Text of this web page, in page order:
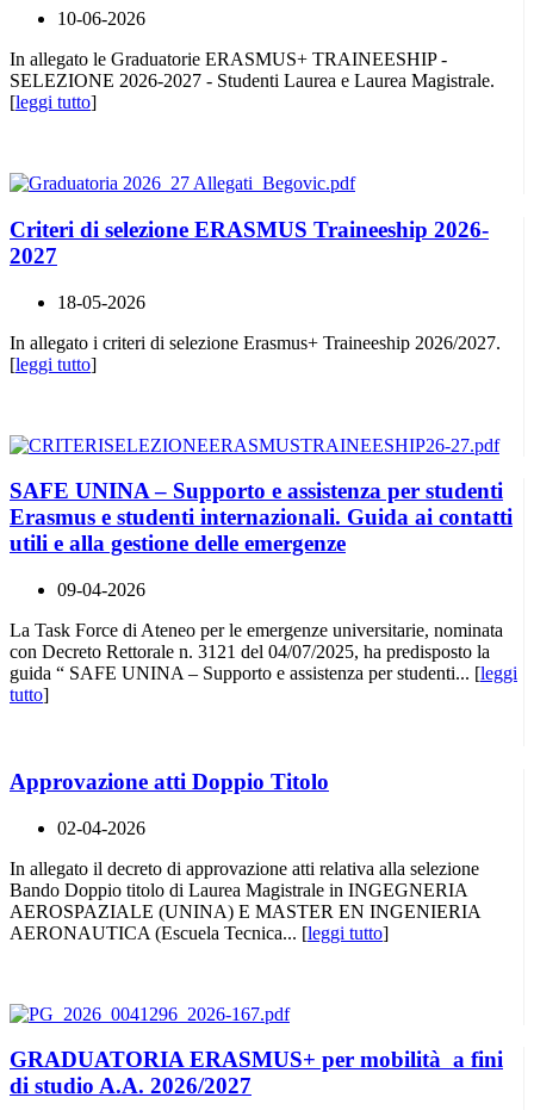
10-06-2026
In allegato le Graduatorie ERASMUS+ TRAINEESHIP -
SELEZIONE 2026-2027 - Studenti Laurea e Laurea Magistrale.
[leggi tutto]
Criteri di selezione ERASMUS Traineeship 2026-
2027
18-05-2026
In allegato i criteri di selezione Erasmus+ Traineeship 2026/2027.
[leggi tutto]
SAFE UNINA – Supporto e assistenza per studenti
Erasmus e studenti internazionali. Guida ai contatti
utili e alla gestione delle emergenze
09-04-2026
La Task Force di Ateneo per le emergenze universitarie, nominata
con Decreto Rettorale n. 3121 del 04/07/2025, ha predisposto la
guida “ SAFE UNINA – Supporto e assistenza per studenti... [leggi
tutto]
Approvazione atti Doppio Titolo
02-04-2026
In allegato il decreto di approvazione atti relativa alla selezione
Bando Doppio titolo di Laurea Magistrale in INGEGNERIA
AEROSPAZIALE (UNINA) E MASTER EN INGENIERIA
AERONAUTICA (Escuela Tecnica... [leggi tutto]
GRADUATORIA ERASMUS+ per mobilità a fini
di studio A.A. 2026/2027